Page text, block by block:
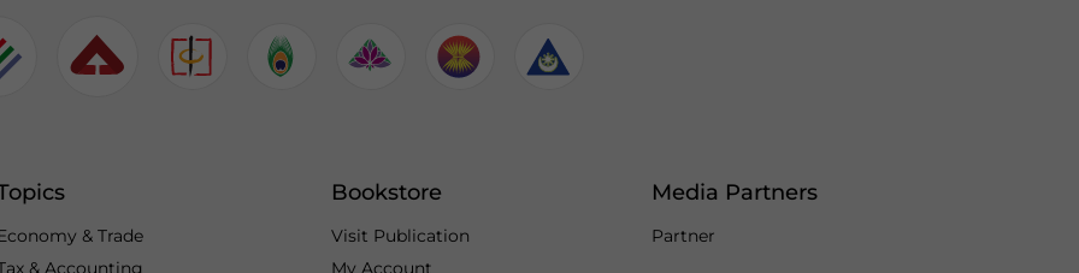
& Trade
& Accounting
Bookstore
Visit Publication
My Account
Media Partners
Partner